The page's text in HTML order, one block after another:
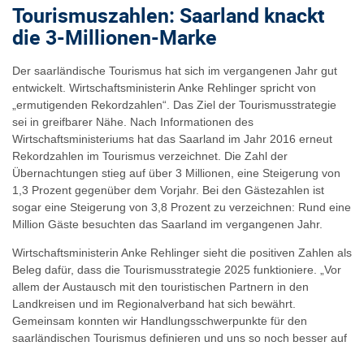
Tourismuszahlen: Saarland knackt
die 3-Millionen-Marke
Der saarländische Tourismus hat sich im vergangenen Jahr gut
entwickelt. Wirtschaftsministerin Anke Rehlinger spricht von
„ermutigenden Rekordzahlen“. Das Ziel der Tourismusstrategie
sei in greifbarer Nähe. Nach Informationen des
Wirtschaftsministeriums hat das Saarland im Jahr 2016 erneut
Rekordzahlen im Tourismus verzeichnet. Die Zahl der
Übernachtungen stieg auf über 3 Millionen, eine Steigerung von
1,3 Prozent gegenüber dem Vorjahr. Bei den Gästezahlen ist
sogar eine Steigerung von 3,8 Prozent zu verzeichnen: Rund eine
Million Gäste besuchten das Saarland im vergangenen Jahr.
Wirtschaftsministerin Anke Rehlinger sieht die positiven Zahlen als
Beleg dafür, dass die Tourismusstrategie 2025 funktioniere. „Vor
allem der Austausch mit den touristischen Partnern in den
Landkreisen und im Regionalverband hat sich bewährt.
Gemeinsam konnten wir Handlungsschwerpunkte für den
saarländischen Tourismus definieren und uns so noch besser auf